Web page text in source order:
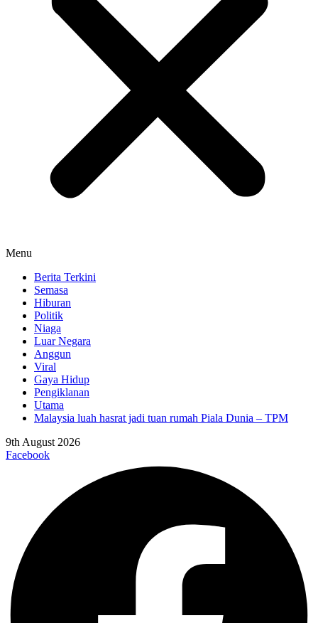
Menu
Berita Terkini
Semasa
Hiburan
Politik
Niaga
Luar Negara
Anggun
Viral
Gaya Hidup
Pengiklanan
Utama
Malaysia luah hasrat jadi tuan rumah Piala Dunia – TPM
9th August 2026
Facebook